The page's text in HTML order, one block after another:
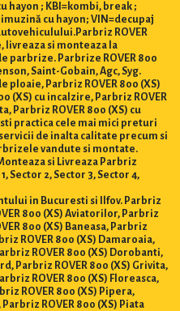
hayon ; KBI=kombi, break ;
cu hayon; VIN=decupaj
ROVER
livreaza si monteaza la
parbrize. Parbrize ROVER 800
Saint-Gobain, Agc, Syg.
ploaie, Parbriz ROVER 800 (XS)
(XS) cu incalzire, Parbriz ROVER
Parbriz ROVER 800 (XS) cu
practica cele mai mici preturi
de inalta calitate precum si
vandute si montate.
si Livreaza Parbriz
Sector 2, Sector 3, Sector 4,
in Bucuresti si Ilfov. Parbriz
800 (XS) Aviatorilor, Parbriz
800 (XS) Baneasa, Parbriz
ROVER 800 (XS) Damaroaia,
ROVER 800 (XS) Dorobanti,
Parbriz ROVER 800 (XS) Grivita,
ROVER 800 (XS) Floreasca,
ROVER 800 (XS) Pipera,
ROVER 800 (XS) Piata